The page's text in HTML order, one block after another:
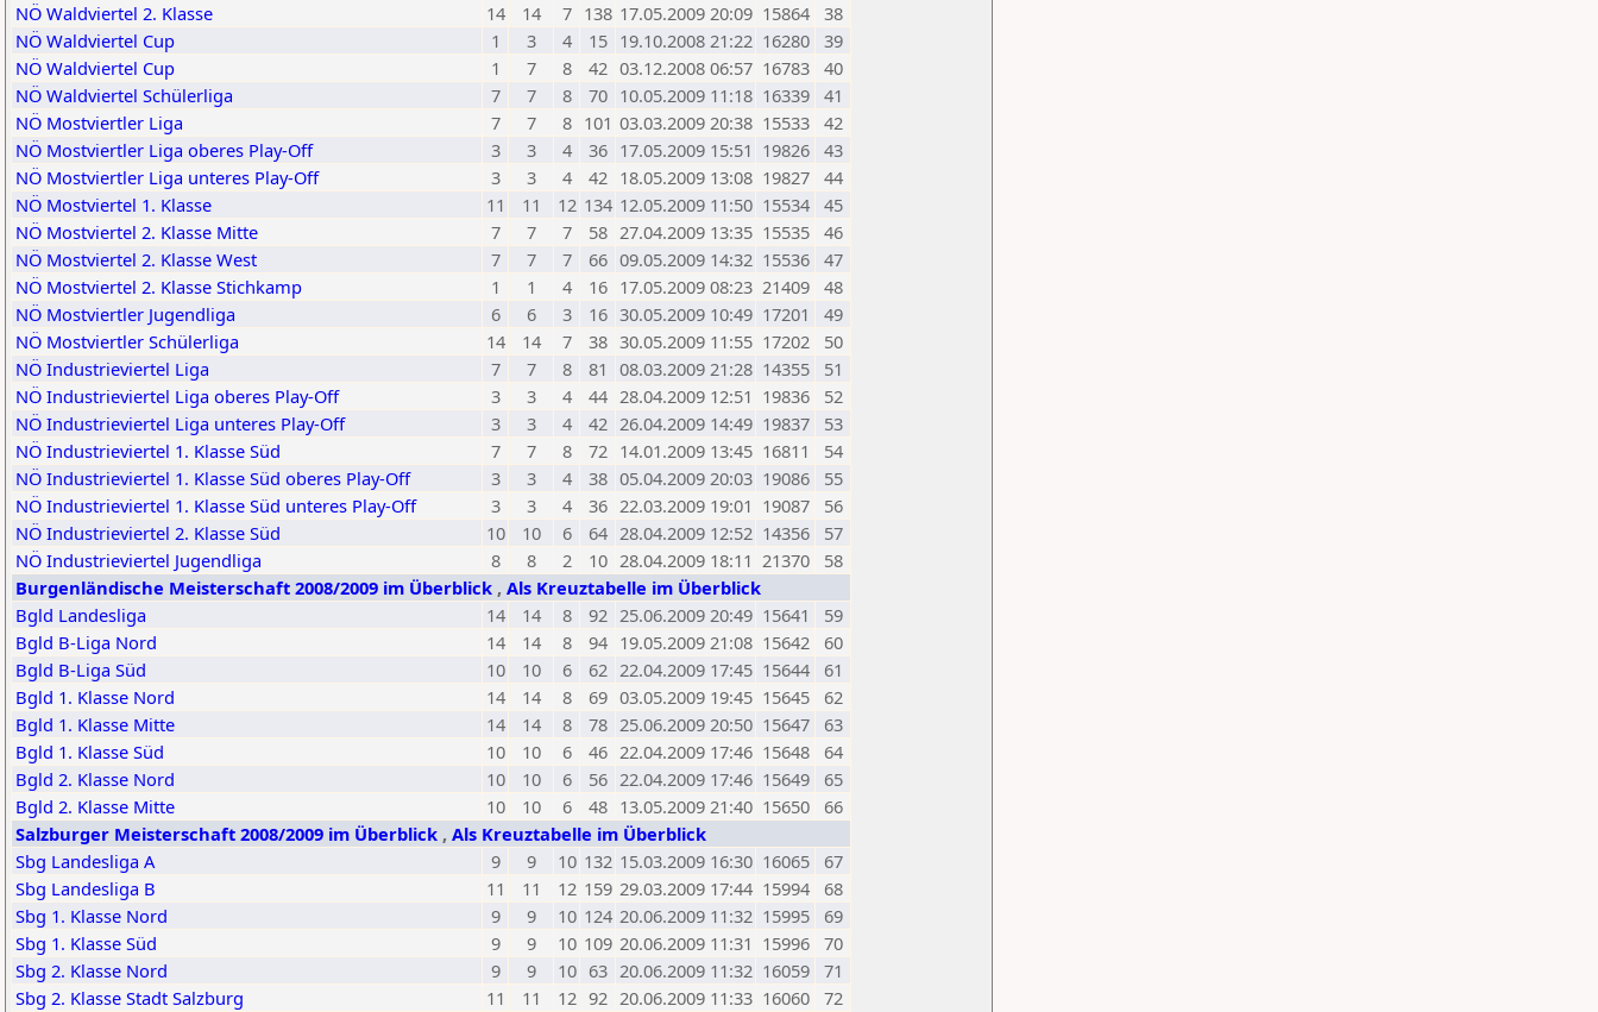
NÖ Waldviertel 2. Klasse
14 14 7 138 17.05.2009 20:09 15864 38
NÖ Waldviertel Cup
1 3 4 15 19.10.2008 21:22 16280 39
NÖ Waldviertel Cup
1 7 8 42 03.12.2008 06:57 16783 40
NÖ Waldviertel Schülerliga
7 7 8 70 10.05.2009 11:18 16339 41
NÖ Mostviertler Liga
7 7 8 101 03.03.2009 20:38 15533 42
NÖ Mostviertler Liga oberes Play-Off
3 3 4 36 17.05.2009 15:51 19826 43
NÖ Mostviertler Liga unteres Play-Off
3 3 4 42 18.05.2009 13:08 19827 44
NÖ Mostviertel 1. Klasse
11 11 12 134 12.05.2009 11:50 15534 45
NÖ Mostviertel 2. Klasse Mitte
7 7 7 58 27.04.2009 13:35 15535 46
NÖ Mostviertel 2. Klasse West
7 7 7 66 09.05.2009 14:32 15536 47
NÖ Mostviertel 2. Klasse Stichkamp
1 1 4 16 17.05.2009 08:23 21409 48
NÖ Mostviertler Jugendliga
6 6 3 16 30.05.2009 10:49 17201
49
NÖ Mostviertler Schülerliga
14 14 7 38 30.05.2009 11:55 17202
50
NÖ Industrieviertel Liga
7 7 8 81 08.03.2009 21:28 14355
51
NÖ Industrieviertel Liga oberes Play-Off
3 3 4 44 28.04.2009 12:51 19836
52
NÖ Industrieviertel Liga unteres Play-Off
3 3 4 42 26.04.2009 14:49 19837
53
NÖ Industrieviertel 1. Klasse Süd
7 7 8 72 14.01.2009 13:45 16811
54
NÖ Industrieviertel 1. Klasse Süd oberes Play-Off
3 3 4 38 05.04.2009 20:03 19086
55
NÖ Industrieviertel 1. Klasse Süd unteres Play-Off
3 3 4 36 22.03.2009 19:01 19087
56
NÖ Industrieviertel 2. Klasse Süd
10 10 6 64 28.04.2009 12:52 14356
57
NÖ Industrieviertel Jugendliga
8 8 2 10 28.04.2009 18:11 21370
58
Burgenländische Meisterschaft 2008/2009 im Überblick , Als Kreuztabelle im Überblick
Bgld Landesliga
14 14 8 92 25.06.2009 20:49 15641
59
Bgld B-Liga Nord
14 14 8 94 19.05.2009 21:08 15642 60
Bgld B-Liga Süd
10 10 6 62 22.04.2009 17:45 15644
61
Bgld 1. Klasse Nord
14 14 8 69 03.05.2009 19:45 15645 62
Bgld 1. Klasse Mitte
14 14 8 78 25.06.2009 20:50 15647
63
Bgld 1. Klasse Süd
10 10 6 46 22.04.2009 17:46 15648 64
Bgld 2. Klasse Nord
10 10 6 56 22.04.2009 17:46 15649
65
Bgld 2. Klasse Mitte
10 10 6 48 13.05.2009 21:40 15650 66
Salzburger Meisterschaft 2008/2009 im Überblick , Als Kreuztabelle im Überblick
Sbg Landesliga A
9 9 10 132 15.03.2009 16:30 16065
67
Sbg Landesliga B
11 11 12 159 29.03.2009 17:44 15994 68
Sbg 1. Klasse Nord
9 9 10 124 20.06.2009 11:32 15995
69
Sbg 1. Klasse Süd
9 9 10 109 20.06.2009 11:31 15996 70
Sbg 2. Klasse Nord
9 9 10 63 20.06.2009 11:32 16059 71
Sbg 2. Klasse Stadt Salzburg
11 11 12 92 20.06.2009 11:33 16060 72